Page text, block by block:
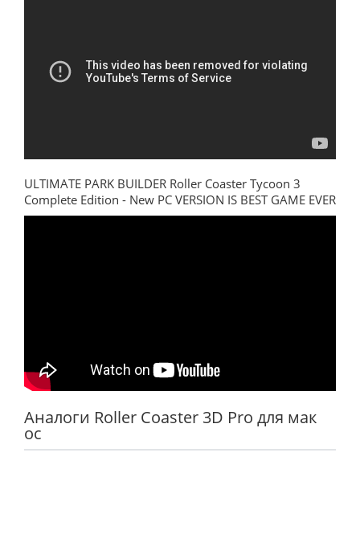
ULTIMATE PARK BUILDER Roller Coaster Tycoon 3
Complete Edition - New PC VERSION IS BEST GAME EVER
Аналоги Roller Coaster 3D Pro для мак
ос